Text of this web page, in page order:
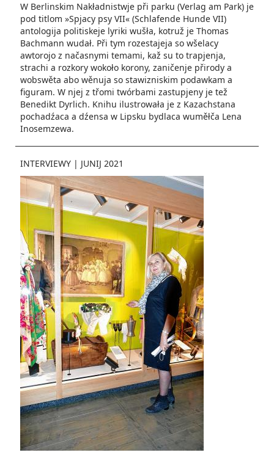
W Berlinskim Nakładnistwje při parku (Verlag am Park) je
pod titlom »Spjacy psy VII« (Schlafende Hunde VII)
antologija politiskeje lyriki wušła, kotruž je Thomas
Bachmann wudał. Při tym rozestajeja so wšelacy
awtorojo z načasnymi temami, kaž su to trapjenja,
strachi a rozkory wokoło korony, zaničenje přirody a
wobswěta abo wěnuja so stawizniskim podawkam a
figuram. W njej z třomi twórbami zastupjeny je tež
Benedikt Dyrlich. Knihu ilustrowała je z Kazachstana
pochadźaca a dźensa w Lipsku bydlaca wuměłča Lena
Inosemzewa.
INTERVIEWY | JUNIJ 2021